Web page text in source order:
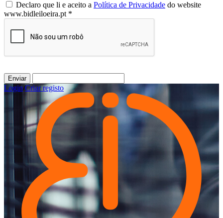
Declaro que li e aceito a Política de Privacidade do website
www.bidleiloeira.pt *
Enviar
Login/Criar registo